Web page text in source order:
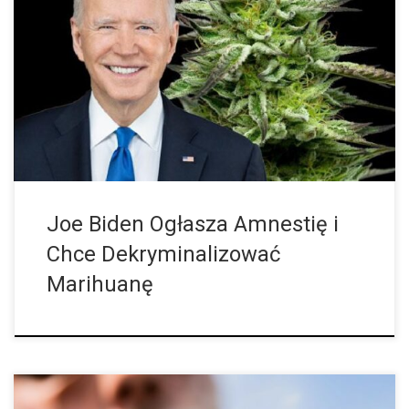
Prezydent USA Biden chce dekryminalizować posiadanie konopi
indyjskich i przewiduje ułaskawienie za takie przestępstwo na
szczeblu federalnym. Jednak większość wyroków skazujących
wydano na poziomie prawnym stanów USA. Na miesiąc przed […]
Joe Biden Ogłasza Amnestię i
Chce Dekryminalizować
Marihuanę